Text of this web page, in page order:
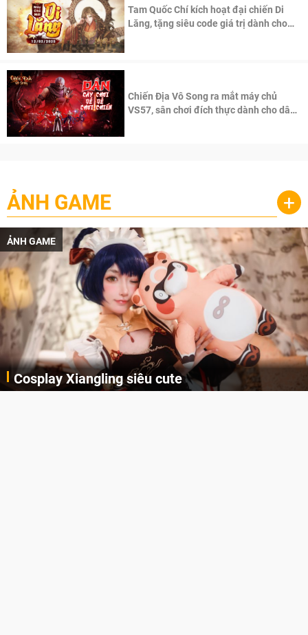
Tam Quốc Chí kích hoạt đại chiến Di
Lăng, tặng siêu code giá trị dành cho
Chiến Địa Vô Song ra mắt máy chủ
VS57, sân chơi đích thực dành cho dân
ẢNH GAME +
ẢNH GAME
Cosplay Xiangling siêu cute